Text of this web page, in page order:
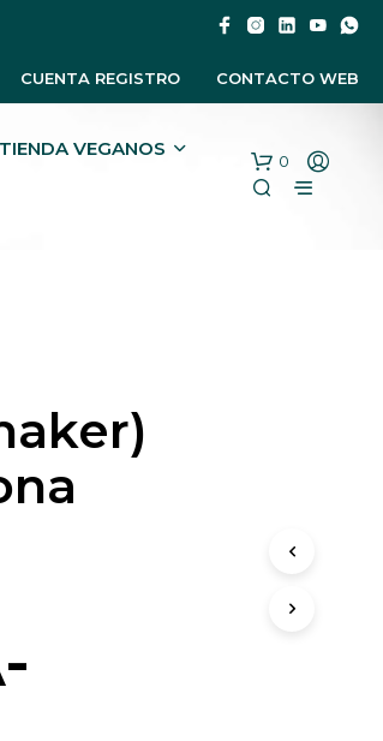
CUENTA REGISTRO CONTACTO WEB
TIENDA VEGANOS
0